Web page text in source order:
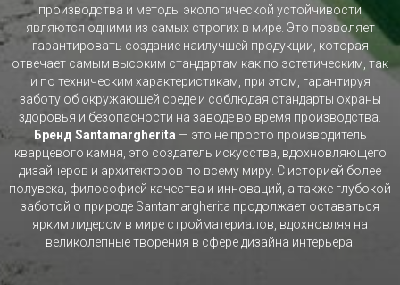
производства и методы экологической устойчивости
являются одними из самых строгих в мире. Это позволяет
гарантировать создание наилучшей продукции, которая
отвечает самым высоким стандартам как по эстетическим, так
и по техническим характеристикам, при этом, гарантируя
заботу об окружающей среде и соблюдая стандарты охраны
здоровья и безопасности на заводе во время производства.
Бренд Santamargherita — это не просто производитель
кварцевого камня, это создатель искусства, вдохновляющего
дизайнеров и архитекторов по всему миру. С историей более
полувека, философией качества и инноваций, а также глубокой
заботой о природе Santamargherita продолжает оставаться
ярким лидером в мире стройматериалов, вдохновляя на
великолепные творения в сфере дизайна интерьера.